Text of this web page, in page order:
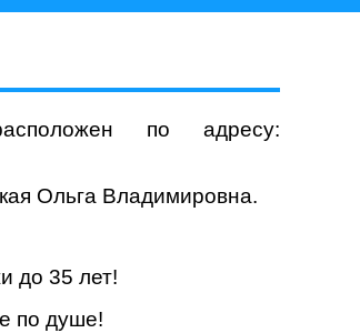
по адресу:
Ольга Владимировна.
до 35 лет!
по душе!